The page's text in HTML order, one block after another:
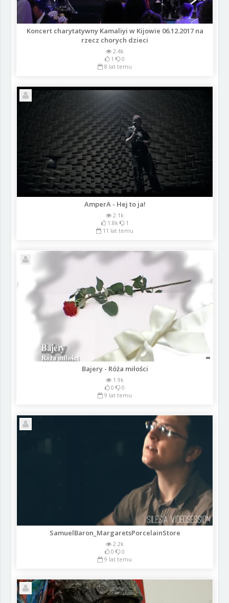
Koncert charytatywny Kamaliyi w Kijowie 06.12.2017 na
rzecz chorych dzieci
2.4k
1
0
8 lat temu
AmperA - Hej to ja!
2.1k
1.8k
1
11 lat temu
Bajery - Róża miłości
1.9k
0
0
9 lat temu
SamuelBaron_MargaretsPorcelainStore
2.2k
0
0
9 lat temu